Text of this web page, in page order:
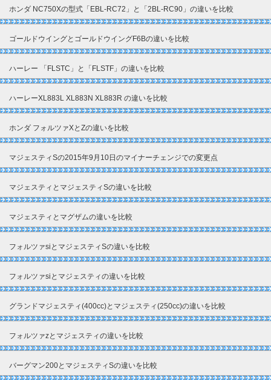
ホンダ NC750Xの型式「EBL-RC72」と「2BL-RC90」の違いを比較
ゴールドウイングとゴールドウイングF6Bの違いを比較
ハーレー 「FLSTC」と「FLSTF」の違いを比較
ハーレーXL883L XL883N XL883R の違いを比較
ホンダ フォルツァXとZの違いを比較
マジェスティSの2015年9月10日のマイナーチェンジでの変更点
マジェスティとマジェスティSの違いを比較
マジェスティとマグザムの違いを比較
フォルツァsiとマジェスティSの違いを比較
フォルツァsiとマジェスティの違いを比較
グランドマジェスティ(400cc)とマジェスティ(250cc)の違いを比較
フォルツァzとマジェスティの違いを比較
バーグマン200とマジェスティSの違いを比較